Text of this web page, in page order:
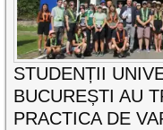
STUDENȚII
BUCUREȘTI AU
PRACTICA DE